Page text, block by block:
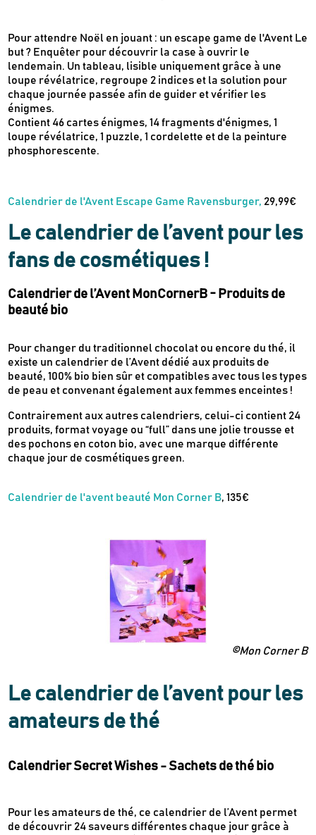
Pour attendre Noël en jouant : un escape game de l'Avent Le
but ? Enquêter pour découvrir la case à ouvrir le
lendemain. Un tableau, lisible uniquement grâce à une
loupe révélatrice, regroupe 2 indices et la solution pour
chaque journée passée afin de guider et vérifier les
énigmes.
Contient 46 cartes énigmes, 14 fragments d'énigmes, 1
loupe révélatrice, 1 puzzle, 1 cordelette et de la peinture
phosphorescente.
Calendrier de l'Avent Escape Game Ravensburger, 29,99€
Le calendrier de l’avent pour les
fans de cosmétiques !
Calendrier de l’Avent MonCornerB - Produits de
beauté bio
Pour changer du traditionnel chocolat ou encore du thé, il
existe un calendrier de l’Avent dédié aux produits de
beauté, 100% bio bien sûr et compatibles avec tous les types
de peau et convenant également aux femmes enceintes !
Contrairement aux autres calendriers, celui-ci contient 24
produits, format voyage ou “full” dans une jolie trousse et
des pochons en coton bio, avec une marque différente
chaque jour de cosmétiques green.
Calendrier de l'avent beauté Mon Corner B, 135€
©Mon Corner B
Le calendrier de l’avent pour les
amateurs de thé
Calendrier Secret Wishes - Sachets de thé bio
Pour les amateurs de thé, ce calendrier de l’Avent permet
de découvrir 24 saveurs différentes chaque jour grâce à